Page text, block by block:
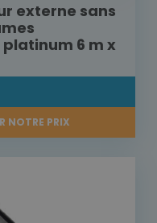
externe sans
6 m x
NOTRE PRIX